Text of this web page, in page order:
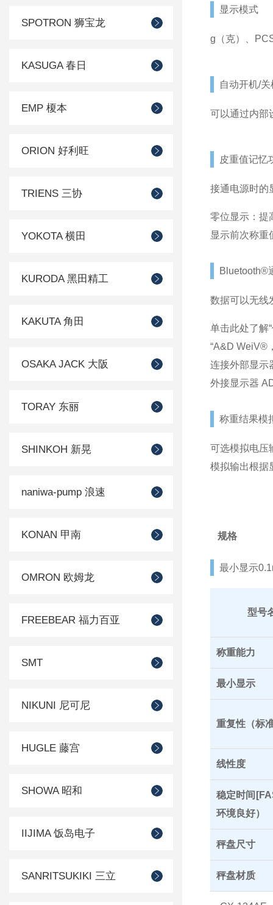
SPOTRON 狮宝龙
KASUGA 春日
EMP 榎本
ORION 好利旺
TRIENS 三协
YOKOTA 横田
KURODA 黑田精工
KAKUTA 角田
OSAKA JACK 大阪
TORAY 东丽
SHINKOH 新晃
naniwa-pump 浪速
KONAN 甲南
OMRON 欧姆龙
FREEBEAR 福力百亚
SMT
NIKUNI 尼可尼
HUGLE 藤宫
SHOWA 昭和
IIJIMA 饭岛电子
SANRITSUKIKI 三立
显示模式
g（克）、
自动开机/
可以通过内部
皮重值记忆
接通电源时的
零位显示：提
显示前次称重
Bluetooth®
数据可以无线
单击此处了解
“A&D WeiV®
连接外部显示
外接显示器
称重结果模
可选模拟电压
模拟输出根据
规格
最小显示
型号
称重能力
最小显示
重复性（标
线性度
稳定时间
环境良好）
秤盘尺寸
秤盘材质